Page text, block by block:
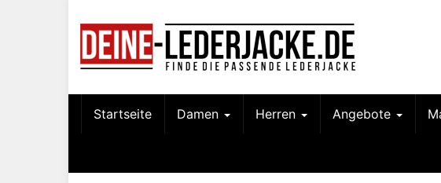
Startseite Damen Herren Angebote